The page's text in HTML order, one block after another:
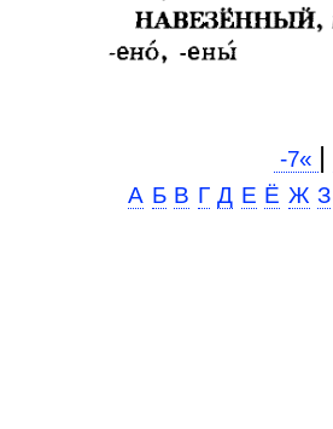
-7« |
А Б В Г Д Е Ё Ж З